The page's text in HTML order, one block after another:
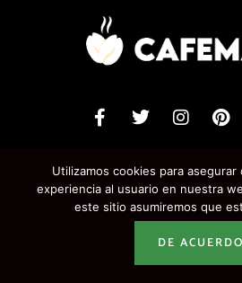
Política de
RECURSOS
Utilizamos cookies para asegurar
experiencia al usuario en nuestra
este sitio asumiremos que
DE ACUERDO